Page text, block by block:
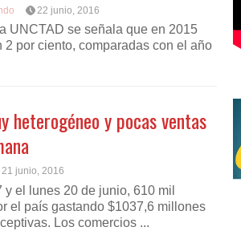
22 junio, 2016
UNCTAD se señala que en 2015
2 por ciento, comparadas con el año
heterogéneo y pocas ventas
21 junio, 2016
y el lunes 20 de junio, 610 mil
el país gastando $1037,6 millones
Los comercios ...